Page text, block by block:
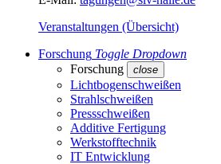
Veranstaltungen (Übersicht)
Forschung Toggle Dropdown
Forschung
close
Lichtbogenschweißen
Strahlschweißen
Pressschweißen
Additive Fertigung
Werkstofftechnik
IT Entwicklung